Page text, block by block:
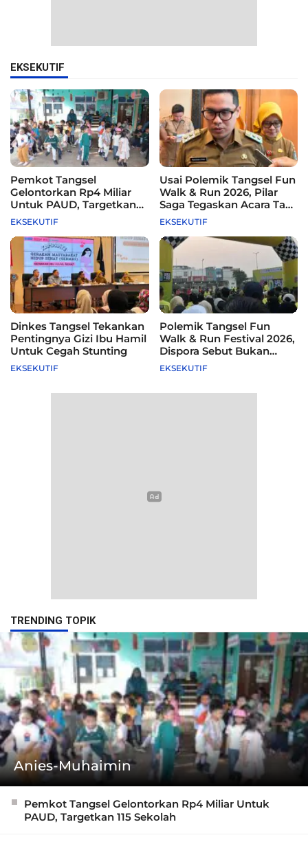
EKSEKUTIF
Pemkot Tangsel
Gelontorkan Rp4 Miliar
Untuk PAUD, Targetkan
115 Sekolah
EKSEKUTIF
Usai Polemik Tangsel Fun
Walk & Run 2026, Pilar
Saga Tegaskan Acara Tak
Difasilitasi Pemkot
EKSEKUTIF
Dinkes Tangsel Tekankan
Pentingnya Gizi Ibu Hamil
Untuk Cegah Stunting
EKSEKUTIF
Polemik Tangsel Fun
Walk & Run Festival 2026,
Dispora Sebut Bukan
Agenda Pemkot
EKSEKUTIF
TRENDING TOPIK
Anies-Muhaimin
Pemkot Tangsel Gelontorkan Rp4 Miliar Untuk
PAUD, Targetkan 115 Sekolah